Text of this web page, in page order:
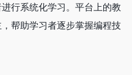
行系统化学习。平台上的教
帮助学习者逐步掌握编程技